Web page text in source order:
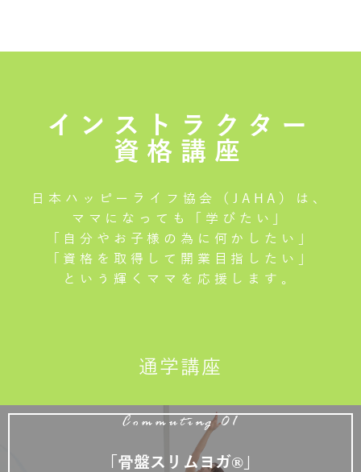
インストラクター
資格講座
日本ハッピーライフ協会（JAHA）は、
ママになっても「学びたい」
「自分やお子様の為に何かしたい」
「資格を取得して開業目指したい」
という輝くママを応援します。
通学講座
Commuting 01
「骨盤スリムヨガ®」